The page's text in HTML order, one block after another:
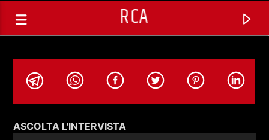
RCA
ASCOLTA L'INTERVISTA